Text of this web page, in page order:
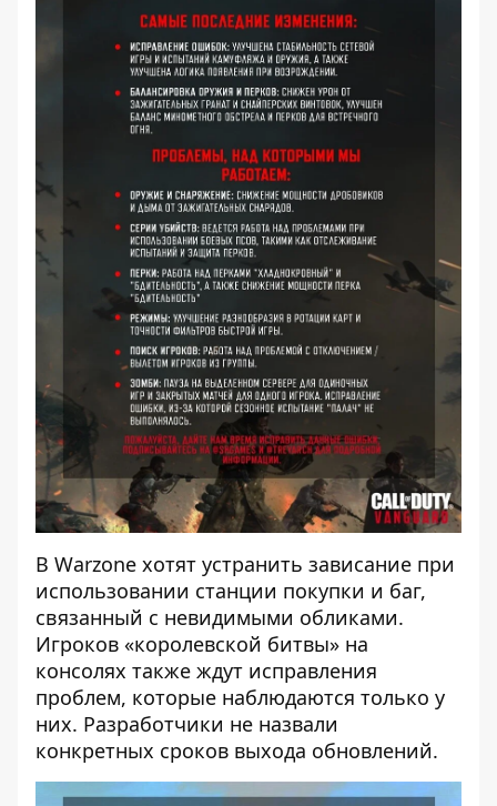
В Warzone хотят устранить зависание при
использовании станции покупки и баг,
связанный с невидимыми обликами.
Игроков «королевской битвы» на
консолях также ждут исправления
проблем, которые наблюдаются только у
них. Разработчики не назвали
конкретных сроков выхода обновлений.